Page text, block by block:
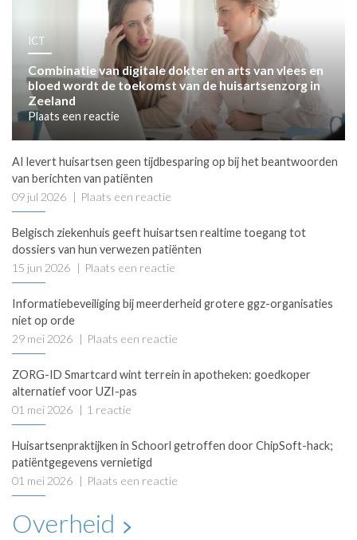
ICT
Combinatie van digitale dokter en arts van vlees en
bloed wordt de toekomst van de huisartsenzorg in
Zeeland
Plaats een reactie
AI levert huisartsen geen tijdbesparing op bij het beantwoorden
van berichten van patiënten
09 jul 2026
Plaats een reactie
Belgisch ziekenhuis geeft huisartsen realtime toegang tot
dossiers van hun verwezen patiënten
15 jun 2026
Plaats een reactie
Informatiebeveiliging bij meerderheid grotere ggz-organisaties
niet op orde
29 mei 2026
Plaats een reactie
ZORG-ID Smartcard wint terrein in apotheken: goedkoper
alternatief voor UZI-pas
01 mei 2026
1 reactie
Huisartsenpraktijken in Schoorl getroffen door ChipSoft-hack;
patiëntgegevens vernietigd
01 mei 2026
Plaats een reactie
Overheid